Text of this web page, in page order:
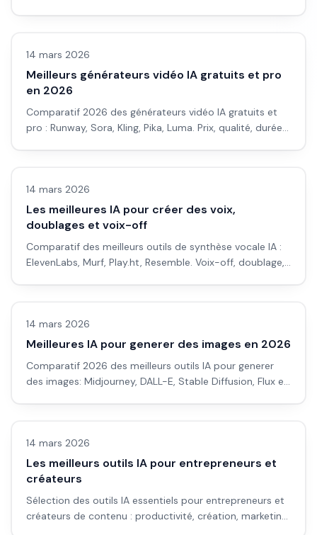
Avis outils/services
14 mars 2026
Meilleurs générateurs vidéo IA gratuits et pro
en 2026
Comparatif 2026 des générateurs vidéo IA gratuits et
pro : Runway, Sora, Kling, Pika, Luma. Prix, qualité, durée
Avis outils/services
14 mars 2026
Les meilleures IA pour créer des voix,
doublages et voix-off
Comparatif des meilleurs outils de synthèse vocale IA :
ElevenLabs, Murf, Play.ht, Resemble. Voix-off, doublage,
Avis outils/services
14 mars 2026
Meilleures IA pour generer des images en 2026
Comparatif 2026 des meilleurs outils IA pour generer
des images: Midjourney, DALL-E, Stable Diffusion, Flux et
Avis outils/services
14 mars 2026
Les meilleurs outils IA pour entrepreneurs et
créateurs
Sélection des outils IA essentiels pour entrepreneurs et
créateurs de contenu : productivité, création, marketing,